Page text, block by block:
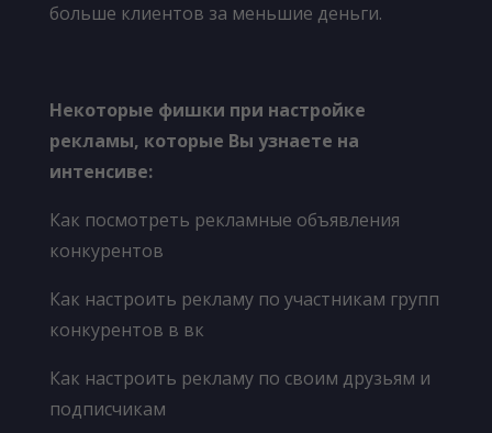
больше клиентов за меньшие деньги.
Некоторые фишки при настройке
рекламы, которые Вы узнаете на
интенсиве:
Как посмотреть рекламные объявления
конкурентов
Как настроить рекламу по участникам групп
конкурентов в вк
Как настроить рекламу по своим друзьям и
подписчикам